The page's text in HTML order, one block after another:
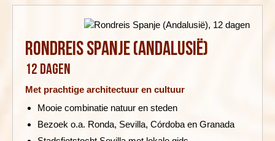
Rondreis Spanje (Andalusië)
12 dagen
Met prachtige architectuur en cultuur
Mooie combinatie natuur en steden
Bezoek o.a. Ronda, Sevilla, Córdoba en Granada